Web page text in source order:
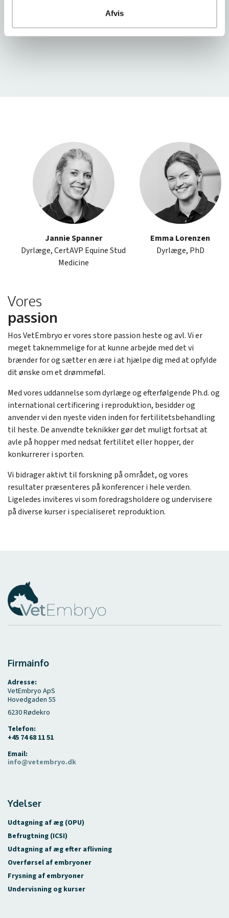
Afvis
Jannie Spanner
Dyrlæge, CertAVP Equine Stud
Medicine
Emma Lorenzen
Dyrlæge, PhD
Vores
passion
Hos VetEmbryo er vores store passion heste og avl. Vi er
meget taknemmelige for at kunne arbejde med det vi
brænder for og sætter en ære i at hjælpe dig med at opfylde
dit ønske om et drømmeføl.
Med vores uddannelse som dyrlæge og efterfølgende Ph.d. og
international certificering i reproduktion, besidder og
anvender vi den nyeste viden inden for fertilitetsbehandling
til heste. De anvendte teknikker gør det muligt fortsat at
avle på hopper med nedsat fertilitet eller hopper, der
konkurrerer i sporten.
Vi bidrager aktivt til forskning på området, og vores
resultater præsenteres på konferencer i hele verden.
Ligeledes inviteres vi som foredragsholdere og undervisere
på diverse kurser i specialiseret reproduktion.
Firmainfo
Adresse:
VetEmbryo ApS
Hovedgaden 55
6230 Rødekro
Telefon:
+45 74 68 11 51
Email:
info@vetembryo.dk
Ydelser
Udtagning af æg (OPU)
Befrugtning (ICSI)
Udtagning af æg efter aflivning
Overførsel af embryoner
Frysning af embryoner
Undervisning og kurser